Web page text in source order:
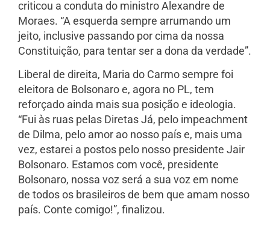
criticou a conduta do ministro Alexandre de
Moraes. “A esquerda sempre arrumando um
jeito, inclusive passando por cima da nossa
Constituição, para tentar ser a dona da verdade”.
Liberal de direita, Maria do Carmo sempre foi
eleitora de Bolsonaro e, agora no PL, tem
reforçado ainda mais sua posição e ideologia.
“Fui às ruas pelas Diretas Já, pelo impeachment
de Dilma, pelo amor ao nosso país e, mais uma
vez, estarei a postos pelo nosso presidente Jair
Bolsonaro. Estamos com você, presidente
Bolsonaro, nossa voz será a sua voz em nome
de todos os brasileiros de bem que amam nosso
país. Conte comigo!”, finalizou.